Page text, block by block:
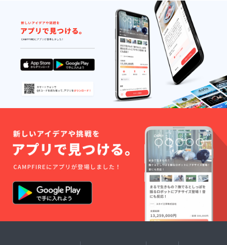
休憩場
所は、
洋館を
ご利用
できま
す。 ※
車で１
５分程
度の場
所に、
民宿や
温泉施
設があ
りま